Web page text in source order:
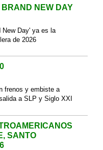
NEW DAY
New Day' ya es la
de 2026
frenos y embiste a
a SLP y Siglo XXI
SANTO